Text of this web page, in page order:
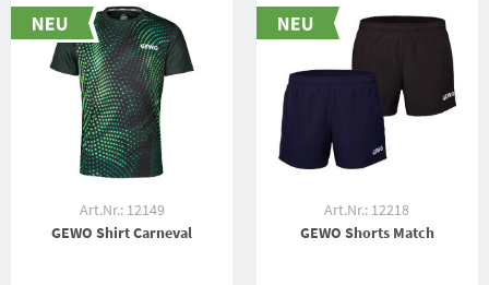
Art.Nr.: 12149
GEWO Shirt Carneval
Art.Nr.: 12218
GEWO Shorts Match